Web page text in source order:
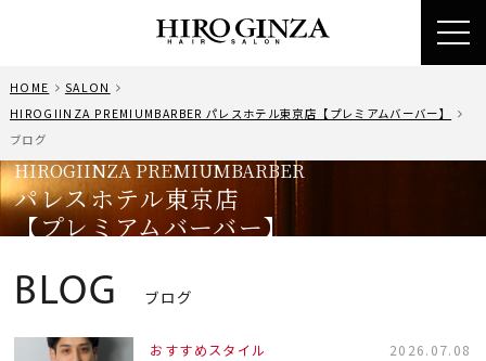
HOME
SALON
HIROGIINZA PREMIUMBARBER パレスホテル東京店【プレミアムバーバー】
ブログ
HIROGIINZA PREMIUMBARBER
パレスホテル東京店
【プレミアムバーバー】
BLOG ブログ
おすすめスタイル 2026.07.08